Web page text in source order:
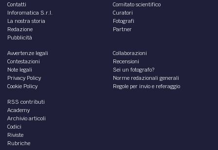
Contatti
Inforomatica S.r.l.
La nostra storia
Redazione
Pubblicità
Comitato scientifico
Curatori
Fotografi
Partner
Avvertenze legali
Contestazioni
Note legali
Privacy Policy
Cookie Policy
Collaborazioni
Recensioni
Sei un fotografo?
Norme redazionali generali
Regole per invio e referaggio
RSS contributi
Academy
Archivio articoli
Codici
Riviste
Rubriche